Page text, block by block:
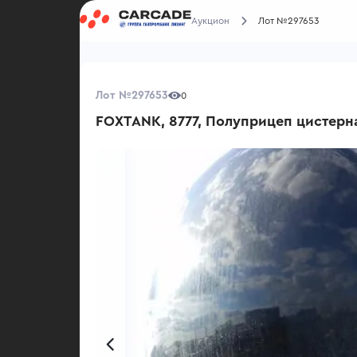
Аукцион Лот №297653
Лот №297653 0
FOXTANK, 8777, Полуприцеп